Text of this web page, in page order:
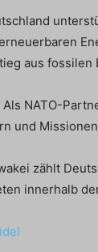
aus fossilen
Als NATO-
und
zählt
innerhalb